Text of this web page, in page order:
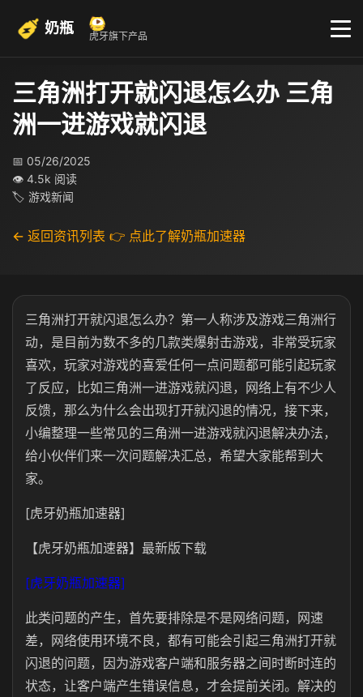
奶瓶 虎牙旗下产品
三角洲打开就闪退怎么办 三角
洲一进游戏就闪退
📅 05/26/2025
👁 4.5k 阅读
🏷 游戏新闻
← 返回资讯列表 👉 点此了解奶瓶加速器
三角洲打开就闪退怎么办？第一人称涉及游戏三角洲行
动，是目前为数不多的几款类爆射击游戏，非常受玩家
喜欢，玩家对游戏的喜爱任何一点问题都可能引起玩家
了反应，比如三角洲一进游戏就闪退，网络上有不少人
反馈，那么为什么会出现打开就闪退的情况，接下来，
小编整理一些常见的三角洲一进游戏就闪退解决办法，
给小伙伴们来一次问题解决汇总，希望大家能帮到大
家。
[虎牙奶瓶加速器]
【虎牙奶瓶加速器】最新版下载
[虎牙奶瓶加速器]
此类问题的产生，首先要排除是不是网络问题，网速
差，网络使用环境不良，都有可能会引起三角洲打开就
闪退的问题，因为游戏客户端和服务器之间时断时连的
状态，让客户端产生错误信息，才会提前关闭。解决的